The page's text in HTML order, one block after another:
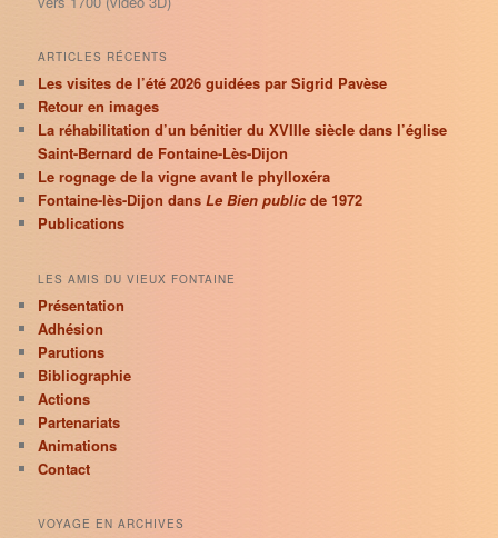
ARTICLES RÉCENTS
Les visites de l’été 2026 guidées par Sigrid Pavèse
Retour en images
La réhabilitation d’un bénitier du XVIIIe siècle dans l’église
Saint-Bernard de Fontaine-Lès-Dijon
Le rognage de la vigne avant le phylloxéra
Fontaine-lès-Dijon dansLe Bien publicde 1972
Publications
LES AMIS DU VIEUX FONTAINE
Présentation
Adhésion
Parutions
Bibliographie
Actions
Partenariats
Animations
Contact
VOYAGE EN ARCHIVES